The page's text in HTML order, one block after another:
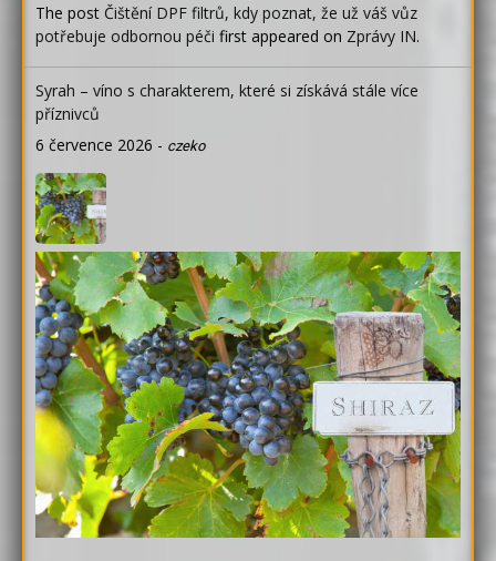
The post Čištění DPF filtrů, kdy poznat, že už váš vůz
potřebuje odbornou péči first appeared on Zprávy IN.
Syrah – víno s charakterem, které si získává stále více
příznivců
6 července 2026 - czeko